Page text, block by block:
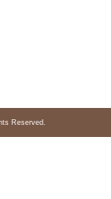
Reserved.